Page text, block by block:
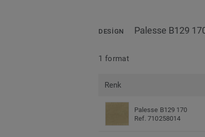
DESIGN Palesse B129
1 format
Renk
Palesse B129 170
Ref. 710258014